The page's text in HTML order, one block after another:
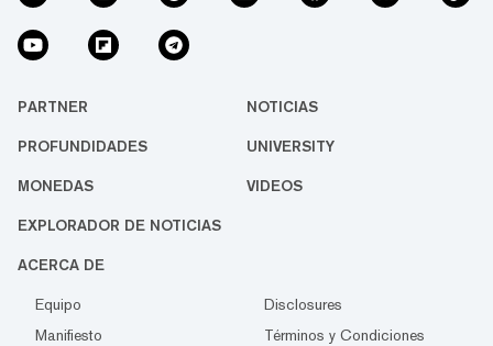
PARTNER NOTICIAS
PROFUNDIDADES UNIVERSITY
MONEDAS VIDEOS
EXPLORADOR DE NOTICIAS
ACERCA DE
Equipo
Disclosures
Manifiesto
Términos y Condiciones